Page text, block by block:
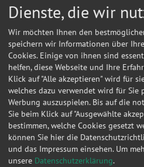
22.06.2018 08:57:23
27.12.2016 17:13:51 Opel
27.12.2016 17:05:51 Opel
27.12.2016 16:52:35 Opel
17.11.2016 12:04:12 Volvo
16.11.2016 06:36:56
16.11.2016 06:32:45 Volvo
07.09.2016 12:41:38 Fiat
Dienste, die wir
Wir möchten Ihnen den
speichern wir Informationen über
Cookies. Einige von ihnen sind
helfen, diese Webseite und Ihre
Klick auf "Alle akzeptieren" wird für
welches dazu verwendet wird für Sie
Werbung auszuspielen. Bis auf die
Sie beim Klick auf "Ausgewählte
bestimmen, welche Cookies gesetzt
können Sie hier die
und das Impressum einsehen. Um
unsere Datenschutzerklärung.